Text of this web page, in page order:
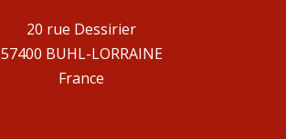
20 rue Dessirier
57400 BUHL-LORRAINE
France